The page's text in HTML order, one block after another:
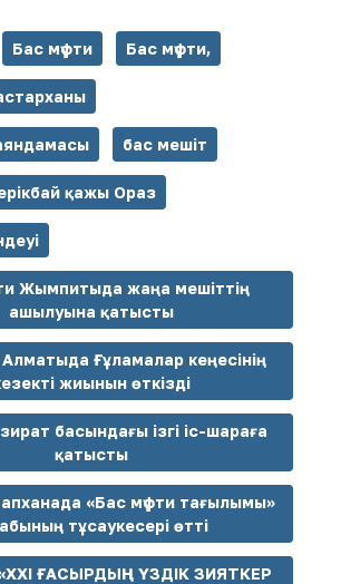
Бас мүфти Бас мүфти,
бас мешіт
қажы Ораз
Жымпитыда жаңа мешіттің
ашылуына қатысты
Алматыда Ғұламалар кеңесінің
жиынын өткізді
басындағы ізгі іс-шараға
қатысты
«Бас мүфти тағылымы»
тұсаукесері өтті
«ХХІ ҒАСЫРДЫҢ ҮЗДІК ЗИЯТКЕР